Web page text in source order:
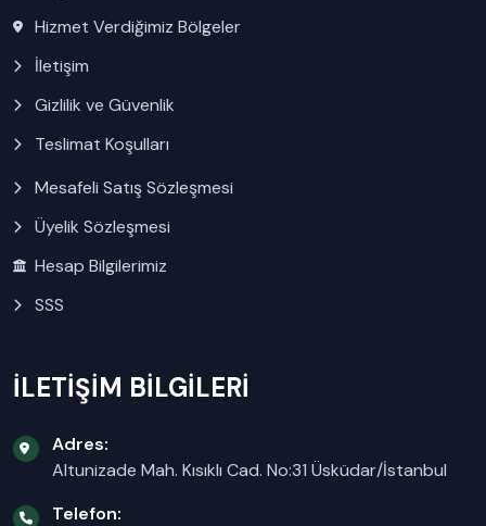
Hizmet Verdiğimiz Bölgeler
İletişim
Gizlilik ve Güvenlik
Teslimat Koşulları
Mesafeli Satış Sözleşmesi
Üyelik Sözleşmesi
Hesap Bilgilerimiz
SSS
İLETİŞİM BİLGİLERİ
Adres:
Altunizade Mah. Kısıklı Cad. No:31 Üsküdar/İstanbul
Telefon: